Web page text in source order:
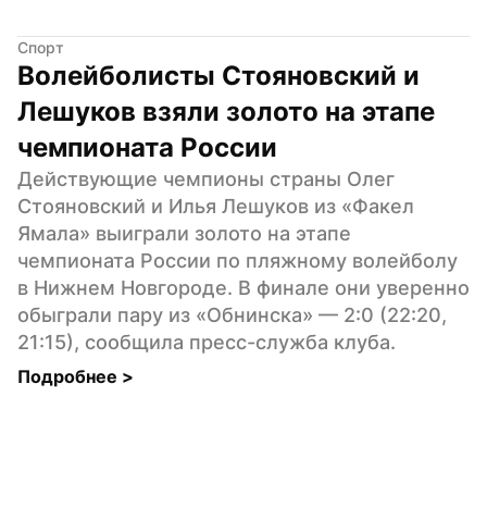
Спорт
Волейболисты Стояновский и
Лешуков взяли золото на этапе
чемпионата России
Действующие чемпионы страны Олег
Стояновский и Илья Лешуков из «Факел
Ямала» выиграли золото на этапе
чемпионата России по пляжному волейболу
в Нижнем Новгороде. В финале они уверенно
обыграли пару из «Обнинска» — 2:0 (22:20,
21:15), сообщила пресс-служба клуба.
Подробнее >